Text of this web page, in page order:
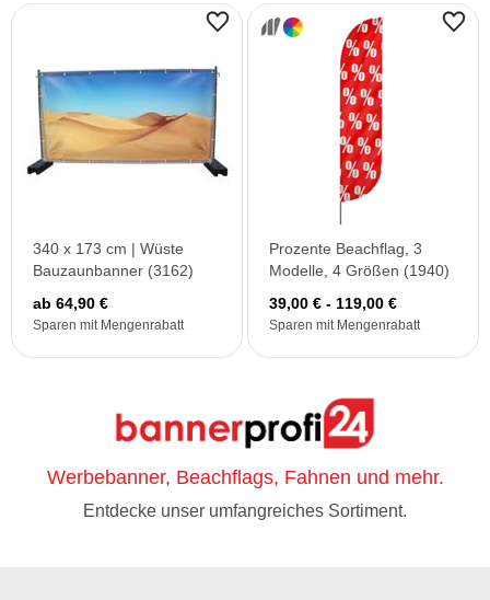
340 x 173 cm | Wüste
Bauzaunbanner (3162)
ab 64,90 €
Sparen mit Mengenrabatt
Prozente Beachflag, 3
Modelle, 4 Größen (1940)
39,00 € - 119,00 €
Sparen mit Mengenrabatt
Werbebanner, Beachflags, Fahnen und mehr.
Entdecke unser umfangreiches Sortiment.